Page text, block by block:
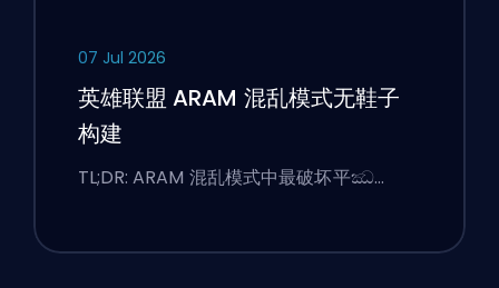
07 Jul 2026
英雄联盟 ARAM 混乱模式无鞋子
构建
TL;DR: ARAM 混乱模式中最破坏平ඣ…